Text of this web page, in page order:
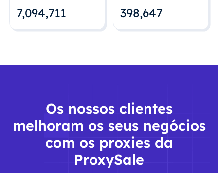
7,094,712 398,648
Os nossos clientes
melhoram os seus negócios
com os proxies da
ProxySale